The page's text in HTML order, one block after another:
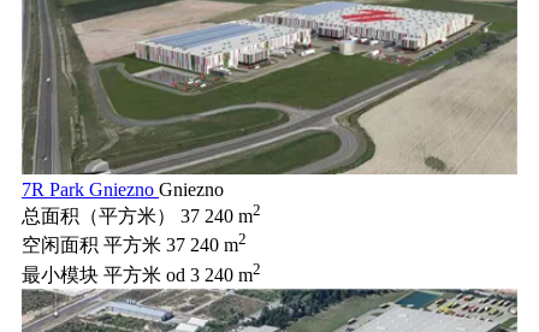
7R Park Gniezno Gniezno
总面积（平方米）
37 240 m2
空闲面积 平方米 37 240 m2
最小模块 平方米 od 3 240 m2